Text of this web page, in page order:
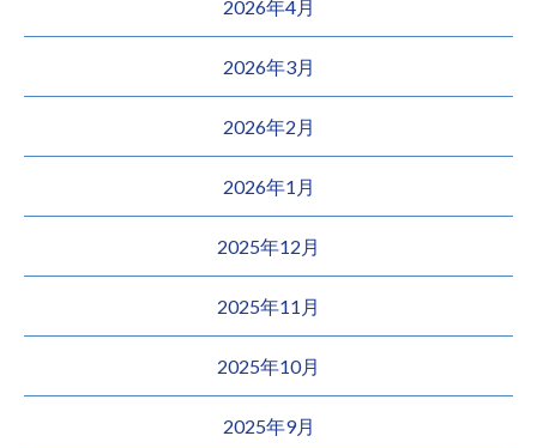
2026年4月
2026年3月
2026年2月
2026年1月
2025年12月
2025年11月
2025年10月
2025年9月